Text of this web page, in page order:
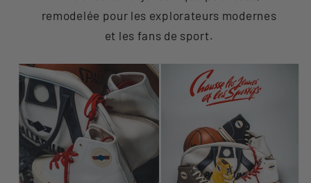
remodelée pour les explorateurs modernes
et les fans de sport.